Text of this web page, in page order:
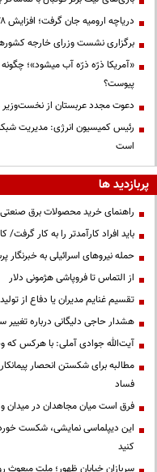
دریاچه ارومیه جان گرفت؛ افزایش ۷۸ سانتی‌متری تراز
برگزاری نشست وزرای خارجه
«آمریکا ذرّه ذرّه آب میشود»؛
پیوست؟
دعوت مجدد عربستان از نخست‌وزیر
رئیس کمیسیون انرژی: مدیریت
است
پربازدید ها
راهنمای خرید محصولات برق صنعتی ABB
باید افراد کارآمدتر را به کار
حمله نیروهای اسرائیلی به
از التماس تا فروپاشی هژمونی دلار
تقسیم غنایم مدیران یا دفاع از
هشدار حاجی دلیگانی درباره تغییر
آیت‌الله جوادی آملی: با هرکس که
مطالبه برای شکستن انحصار
فساد
فرق است میان مجاهدان در میدان
این دیپلماسی نمایشی، شکست
کنید
سربازانِ خیابانِ ظهور؛ ملتِ مبعوثِ